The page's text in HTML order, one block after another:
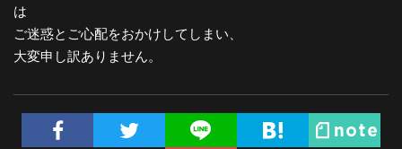
は
ご迷惑とご心配をおかけしてしまい、
大変申し訳ありません。